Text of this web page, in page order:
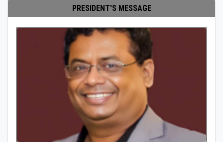
PRESIDENT'S MESSAGE